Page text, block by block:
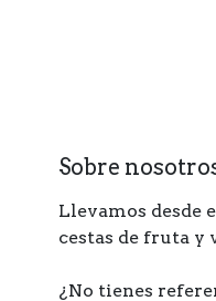
Sobre
Llevamos desde
cestas de fruta y
¿No tienes